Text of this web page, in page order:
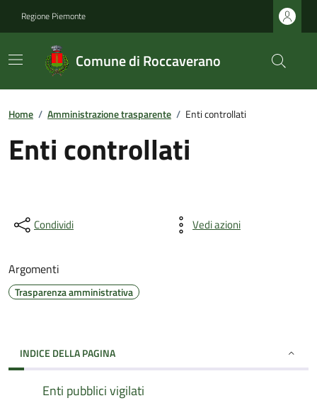
Regione Piemonte
Comune di Roccaverano
Home / Amministrazione trasparente / Enti controllati
Enti controllati
Condividi Vedi azioni
Argomenti
Trasparenza amministrativa
INDICE DELLA PAGINA
Enti pubblici vigilati